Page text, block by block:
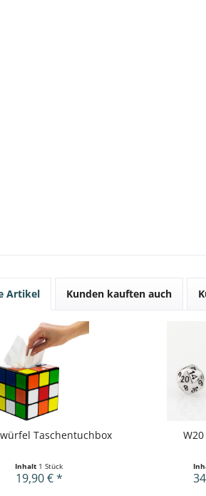
Artikel Kunden kauften auch
Taschentuchbox
Inhalt 1 Stück
19,90 € *